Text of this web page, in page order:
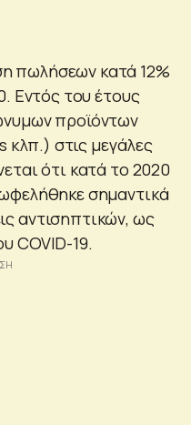
πωλήσεων κατά 12%
Εντός του έτους
προϊόντων
κλπ.) στις μεγάλες
ότι κατά το 2020
σημαντικά
αντισηπτικών, ως
COVID-19.